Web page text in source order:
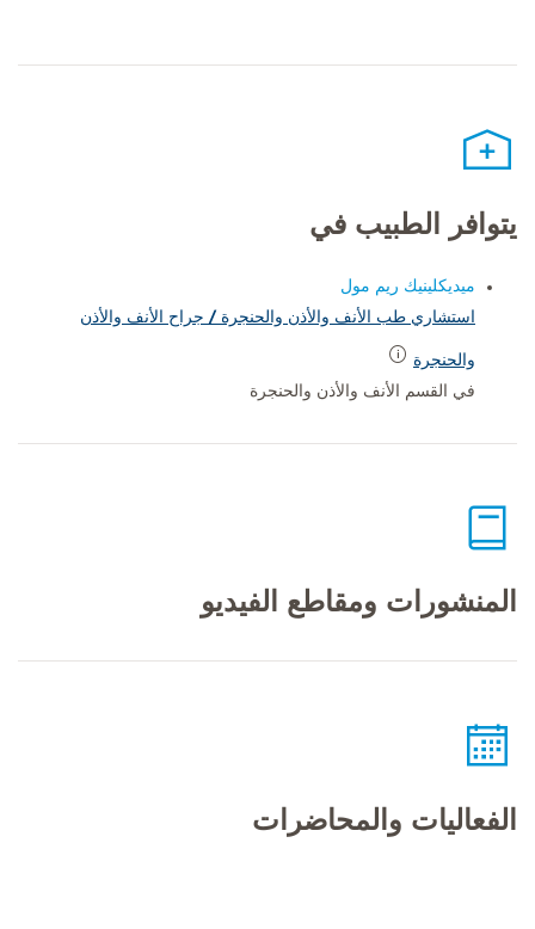
يتوافر الطبيب في
ميديكلينيك ريم مول
استشاري طب الأنف والأذن والحنجرة / جراح الأنف والأذن
والحنجرة
في القسم الأنف والأذن والحنجرة
المنشورات ومقاطع الفيديو
الفعاليات والمحاضرات